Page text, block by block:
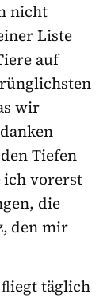
nicht
Liste
auf
wir
Tiefen
ich vorerst
die
den mir
ﬂiegt täglich